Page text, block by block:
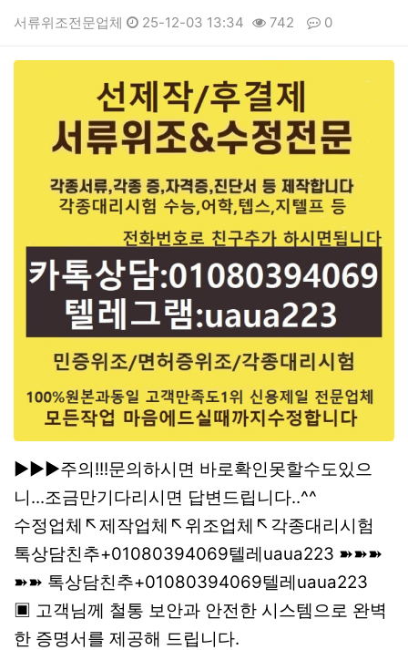
서류위조전문업체 25-12-03 13:34 742 0
▶▶▶주의!!!문의하시면 바로확인못할수도있으
니...조금만기다리시면 답변드립니다..^^
수정업체↖제작업체↖위조업체↖각종대리시험
톡상담친추+01080394069텔레uaua223 ➽➽➽
➽➽ 톡상담친추+01080394069텔레uaua223
▣ 고객님께 철통 보안과 안전한 시스템으로 완벽
한 증명서를 제공해 드립니다.